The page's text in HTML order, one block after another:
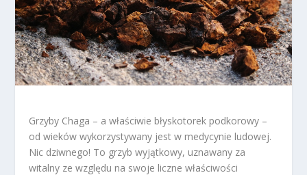
Grzyby Chaga – a właściwie błyskotorek podkorowy –
od wieków wykorzystywany jest w medycynie ludowej.
Nic dziwnego! To grzyb wyjątkowy, uznawany za
witalny ze względu na swoje liczne właściwości